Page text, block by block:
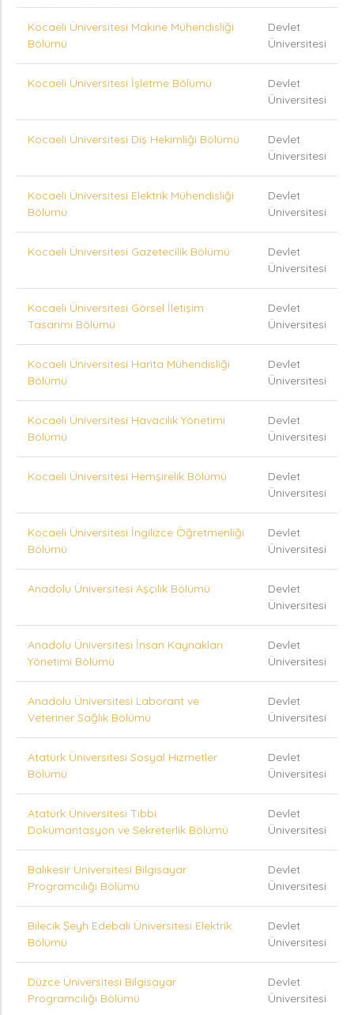
Kocaeli Üniversitesi Makine Mühendisliği
Bölümü
Devlet
Üniversitesi
Kocaeli Üniversitesi İşletme Bölümü
Devlet
Üniversitesi
Kocaeli Üniversitesi Diş Hekimliği Bölümü
Devlet
Üniversitesi
Kocaeli Üniversitesi Elektrik Mühendisliği
Bölümü
Devlet
Üniversitesi
Kocaeli Üniversitesi Gazetecilik Bölümü
Devlet
Üniversitesi
Kocaeli Üniversitesi Görsel İletişim
Tasarımı Bölümü
Devlet
Üniversitesi
Kocaeli Üniversitesi Harita Mühendisliği
Bölümü
Devlet
Üniversitesi
Kocaeli Üniversitesi Havacılık Yönetimi
Bölümü
Devlet
Üniversitesi
Kocaeli Üniversitesi Hemşirelik Bölümü
Devlet
Üniversitesi
Kocaeli Üniversitesi İngilizce Öğretmenliği
Bölümü
Devlet
Üniversitesi
Anadolu Üniversitesi Aşçılık Bölümü
Devlet
Üniversitesi
Anadolu Üniversitesi İnsan Kaynakları
Yönetimi Bölümü
Devlet
Üniversitesi
Anadolu Üniversitesi Laborant ve
Veteriner Sağlık Bölümü
Devlet
Üniversitesi
Atatürk Üniversitesi Sosyal Hizmetler
Bölümü
Devlet
Üniversitesi
Atatürk Üniversitesi Tıbbi
Dokümantasyon ve Sekreterlik Bölümü
Devlet
Üniversitesi
Balıkesir Üniversitesi Bilgisayar
Programcılığı Bölümü
Devlet
Üniversitesi
Bilecik Şeyh Edebali Üniversitesi Elektrik
Bölümü
Devlet
Üniversitesi
Düzce Üniversitesi Bilgisayar
Programcılığı Bölümü
Devlet
Üniversitesi